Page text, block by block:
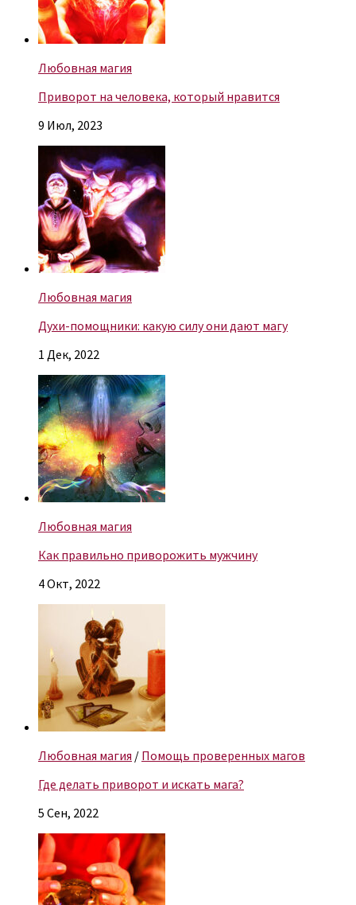
Любовная магия
Приворот на человека, который нравится
9 Июл, 2023
Любовная магия
Духи-помощники: какую силу они дают магу
1 Дек, 2022
Любовная магия
Как правильно приворожить мужчину
4 Окт, 2022
Любовная магия / Помощь проверенных магов
Где делать приворот и искать мага?
5 Сен, 2022